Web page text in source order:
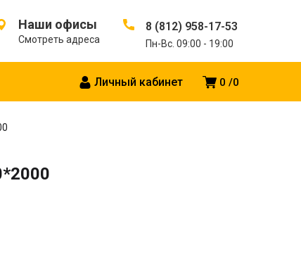
Наши офисы
Смотреть адреса
8 (812) 958-17-53
Пн-Вс. 09:00 - 19:00
0 0
Личный кабинет